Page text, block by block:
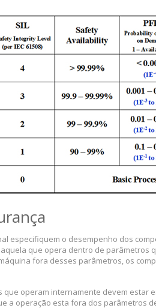
especifiquem o desempenho dos
que opera dentro de parâmetros
fora desses parâmetros, os
operam internamente devem
a operação esta fora dos parâmetros